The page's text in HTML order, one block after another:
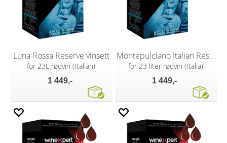
Luna Rossa Reserve vinsett
for 23L rødvin (Italian)
1 449,-
Montepulciano Italian Reserve
for 23 liter rødvin (Italia)
1 449,-